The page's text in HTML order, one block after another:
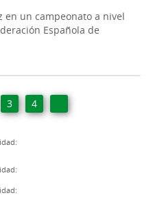
en un campeonato a nivel
Española de
3 4